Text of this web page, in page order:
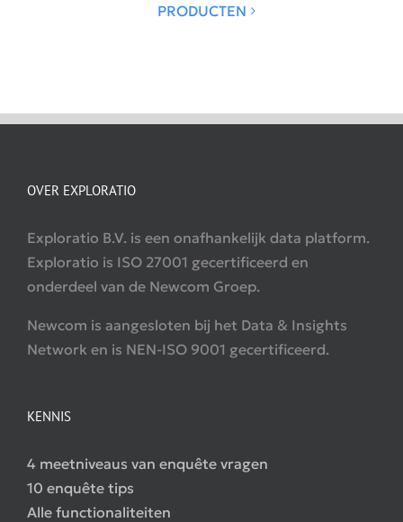
PRODUCTEN
OVER EXPLORATIO
Exploratio B.V. is een onafhankelijk data platform.
Exploratio is ISO 27001 gecertificeerd en
onderdeel van de Newcom Groep.
Newcom is aangesloten bij het Data & Insights
Network en is NEN-ISO 9001 gecertificeerd.
KENNIS
4 meetniveaus van enquête vragen
10 enquête tips
Alle functionaliteiten